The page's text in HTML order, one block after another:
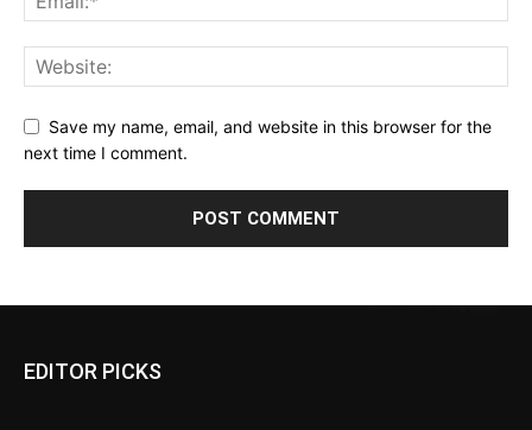
Save my name, email, and website in this browser for the
next time I comment.
EDITOR PICKS